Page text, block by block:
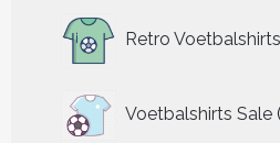
Retro Voetbalshirts
Voetbalshirts Sale